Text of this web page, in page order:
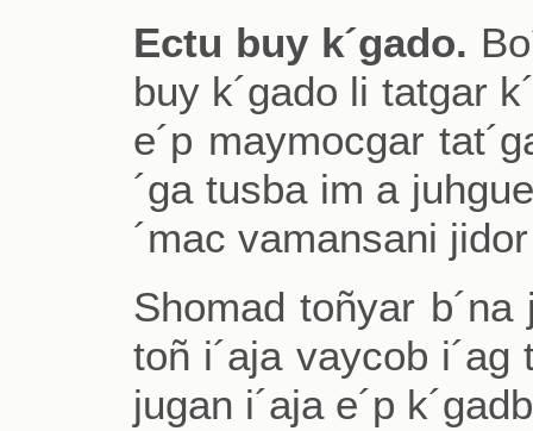
Ectu buy k´gado.
buy k´gado li tatgar
e´p maymocgar
´ga tusba im a
´mac vamansani
Shomad toñyar b´na
toñ i´aja vaycob i´ag
jugan i´aja e´p